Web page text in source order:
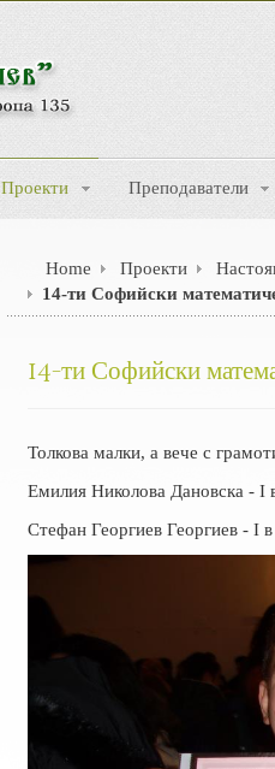
Проекти Преподаватели
Home Проекти
14-ти Софийски
14-ти Софийски
Толкова малки, а вече с
Емилия Николова Дановска - I
Стефан Георгиев Георгиев - I в